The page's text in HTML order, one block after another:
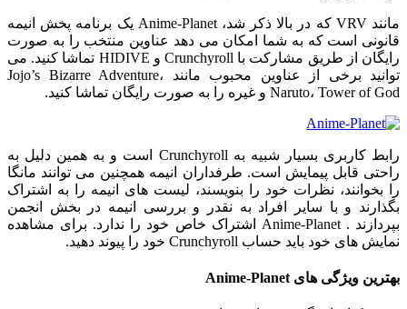
مانند VRV که در بالا ذکر شد، Anime-Planet یک برنامه پخش انیمه
قانونی است که به شما امکان می دهد عناوین منتخب را به صورت
رایگان از طریق مشارکت با Crunchyroll و HIDIVE تماشا کنید. می
توانید برخی از عناوین محبوب مانند Jojo’s Bizarre Adventure،
Naruto، Tower of God و غیره را به صورت رایگان تماشا کنید.
رابط کاربری بسیار شبیه به Crunchyroll است و به همین دلیل به
راحتی قابل پیمایش است. طرفداران انیمه همچنین می توانند مانگا
را بخوانند، نظرات خود را بنویسند، لیست های انیمه را به اشتراک
بگذارند و با سایر افراد به نقدر و بررسی انیمه در بخش انجمن
بپردازند . Anime-Planet اشتراک خاص خود را ندارد. برای مشاهده
نمایش های خود باید حساب Crunchyroll خود را پیوند دهید.
بهترین ویژگی های Anime-Planet